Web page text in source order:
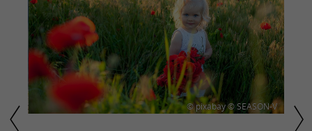
© pixabay © SEASON-V